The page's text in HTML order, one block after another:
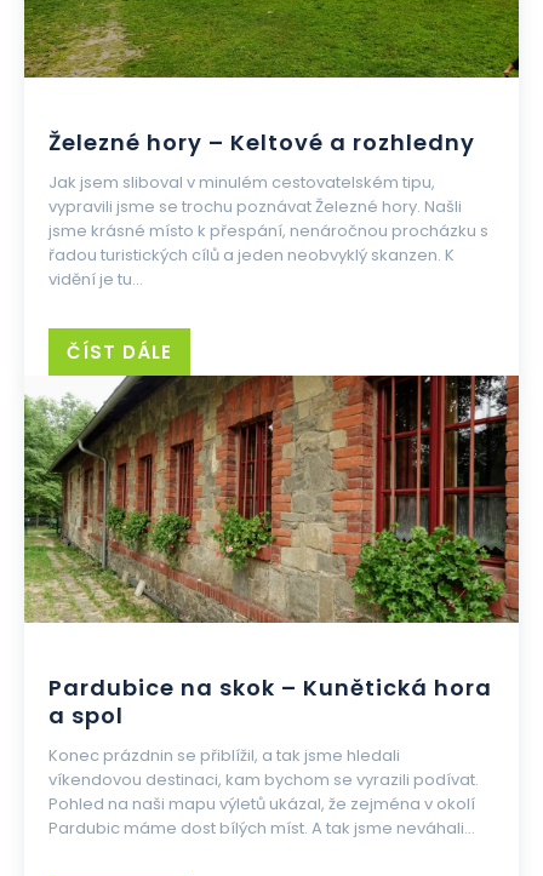
Železné hory – Keltové a rozhledny
Jak jsem sliboval v minulém cestovatelském tipu,
vypravili jsme se trochu poznávat Železné hory. Našli
jsme krásné místo k přespání, nenáročnou procházku s
řadou turistických cílů a jeden neobvyklý skanzen. K
vidění je tu...
ČÍST DÁLE
Pardubice na skok – Kunětická hora
a spol
Konec prázdnin se přiblížil, a tak jsme hledali
víkendovou destinaci, kam bychom se vyrazili podívat.
Pohled na naši mapu výletů ukázal, že zejména v okolí
Pardubic máme dost bílých míst. A tak jsme neváhali...